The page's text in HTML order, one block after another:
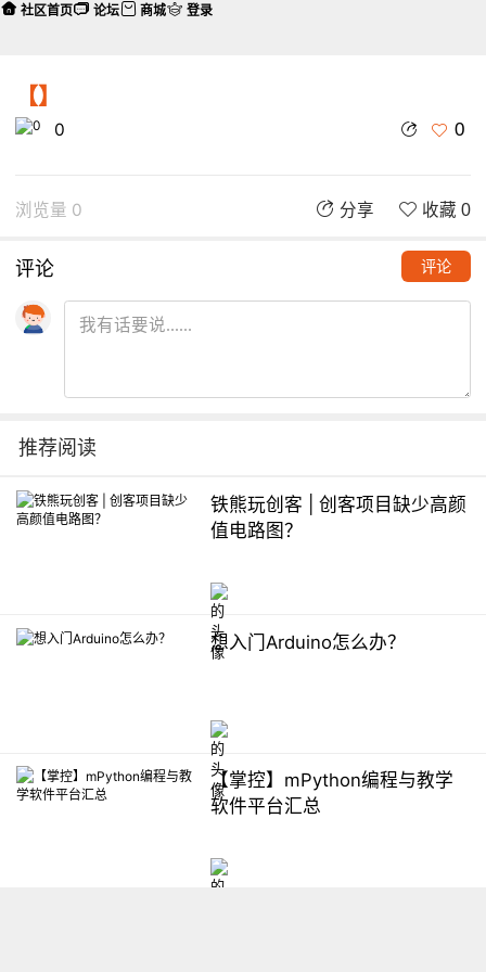
【】
0 0
浏览量 0 分享 收藏 0
评论 评论
推荐阅读
铁熊玩创客 | 创客项目缺少高颜
值电路图？
想入门Arduino怎么办？
【掌控】mPython编程与教学
软件平台汇总
社区首页 论坛 商城 登录